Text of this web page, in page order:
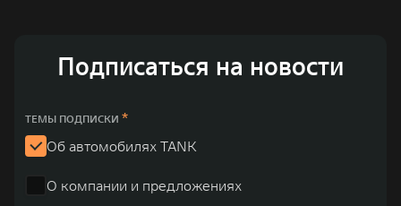
2011 годах соответственно. Сфера деятельности
исследования и разработки, производство, продажу и
обслуживание автомобилей и запчастей. Значительная
конструкторских разработках автомобилей и силовых
Подписаться на новости
ТЕМЫ ПОДПИСКИ *
Об автомобилях TANK
О компании и предложениях